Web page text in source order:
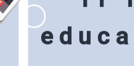
e d u c a